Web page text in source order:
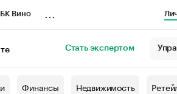
Вино
Стать экспертом
Финансы Недвижимость